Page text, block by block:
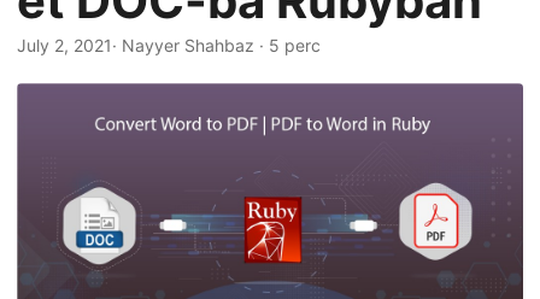
t
i
o
July 2, 2021· Nayyer Shahbaz · 5 perc